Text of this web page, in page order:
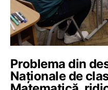
Problema din
Naționale de